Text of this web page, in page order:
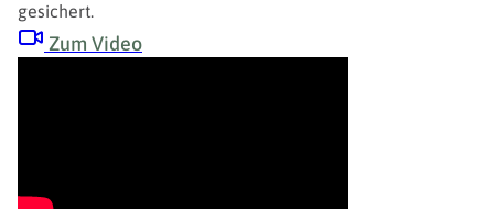
gesichert.
Zum Video